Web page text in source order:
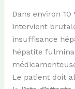
Dans environ
intervient
insuffisance
hépatite
Le patient doit